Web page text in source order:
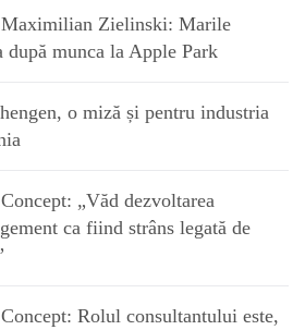
Zielinski: Marile
după munca la Apple Park
o miză și pentru industria
„Văd dezvoltarea
ca fiind strâns legată de
Rolul consultantului este,